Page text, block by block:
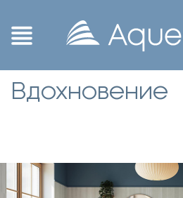
Вдохновение